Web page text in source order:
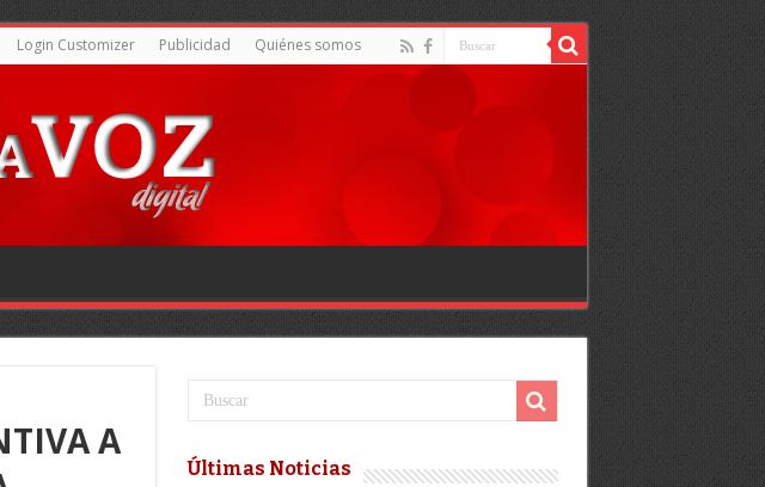
Login Customizer Publicidad Quiénes somos
A
Últimas Noticias